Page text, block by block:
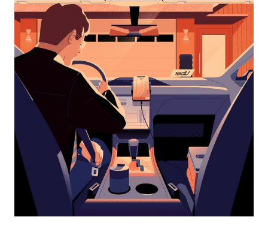
og
velge
dato.
Trykk
på
Esc-
knappen
kalenderen.